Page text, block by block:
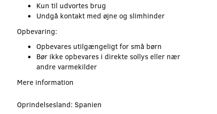
Kun til udvortes brug
Undgå kontakt med øjne og slimhinder
Opbevaring:
Opbevares utilgængeligt for små børn
Bør ikke opbevares i direkte sollys eller nær
andre varmekilder
Mere information
Oprindelsesland: Spanien